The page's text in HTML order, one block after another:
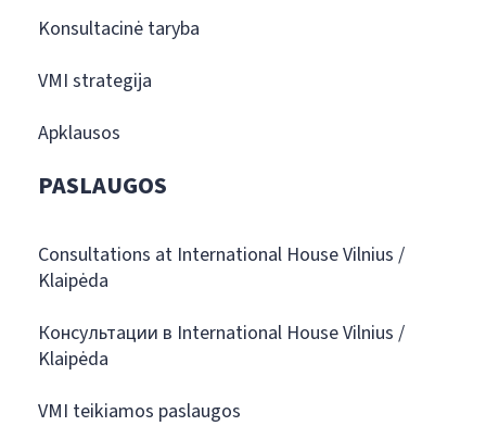
Konsultacinė taryba
VMI strategija
Apklausos
PASLAUGOS
Consultations at International House Vilnius /
Klaipėda
Консультации в International House Vilnius /
Klaipėda
VMI teikiamos paslaugos